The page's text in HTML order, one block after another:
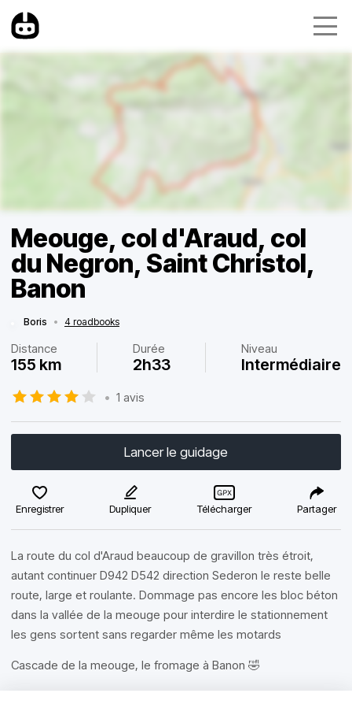
Meouge, col d'Araud, col
du Negron, Saint Christol,
Banon
Boris • 4 roadbooks
Distance
155 km
Durée
2h33
Niveau
Intermédiaire
• 1 avis
Lancer le guidage
Enregistrer Dupliquer Télécharger Partager
La route du col d'Araud beaucoup de gravillon très étroit,
autant continuer D942 D542 direction Sederon le reste belle
route, large et roulante. Dommage pas encore les bloc béton
dans la vallée de la meouge pour interdire le stationnement
les gens sortent sans regarder même les motards
Cascade de la meouge, le fromage à Banon 🤣